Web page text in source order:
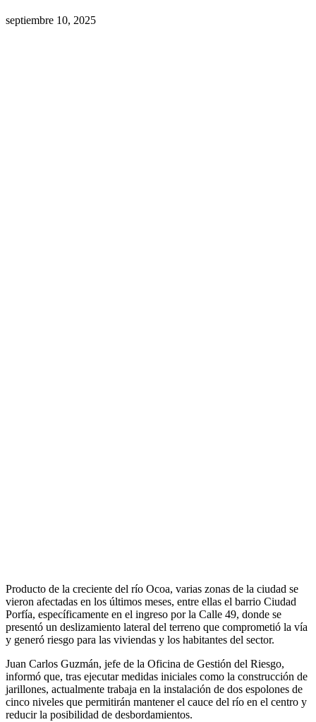
septiembre 10, 2025
Producto de la creciente del río Ocoa, varias zonas de la ciudad se
vieron afectadas en los últimos meses, entre ellas el barrio Ciudad
Porfía, específicamente en el ingreso por la Calle 49, donde se
presentó un deslizamiento lateral del terreno que comprometió la vía
y generó riesgo para las viviendas y los habitantes del sector.
Juan Carlos Guzmán, jefe de la Oficina de Gestión del Riesgo,
informó que, tras ejecutar medidas iniciales como la construcción de
jarillones, actualmente trabaja en la instalación de dos espolones de
cinco niveles que permitirán mantener el cauce del río en el centro y
reducir la posibilidad de desbordamientos.